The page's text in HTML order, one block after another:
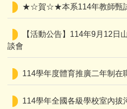
★☆賀☆★本系114年教師甄
【活動公告】114年9月12日
談會
114學年度體育推廣二年制在
114學年全國各級學校室內拔